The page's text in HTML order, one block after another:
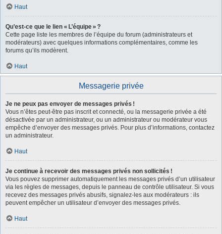
Haut
Qu’est-ce que le lien « L’équipe » ?
Cette page liste les membres de l’équipe du forum (administrateurs et
modérateurs) avec quelques informations complémentaires, comme les
forums qu’ils modèrent.
Haut
Messagerie privée
Je ne peux pas envoyer de messages privés !
Vous n’êtes peut-être pas inscrit et connecté, ou la messagerie privée a été
désactivée par un administrateur, ou un administrateur ou modérateur vous
empêche d’envoyer des messages privés. Pour plus d’informations, contactez
un administrateur.
Haut
Je continue à recevoir des messages privés non sollicités !
Vous pouvez supprimer automatiquement les messages privés d’un utilisateur
via les règles de messages, depuis le panneau de contrôle utilisateur. Si vous
recevez des messages privés abusifs, signalez-les aux modérateurs : ils
peuvent empêcher un utilisateur d’envoyer des messages privés.
Haut